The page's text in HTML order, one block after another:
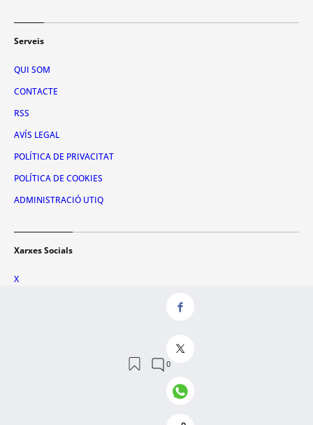
Serveis
QUI SOM
CONTACTE
RSS
AVÍS LEGAL
POLÍTICA DE PRIVACITAT
POLÍTICA DE COOKIES
ADMINISTRACIÓ UTIQ
Xarxes Socials
X